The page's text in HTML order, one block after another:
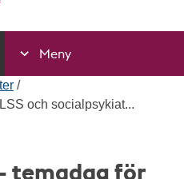
Meny
och socialpsykiat...
temadag för